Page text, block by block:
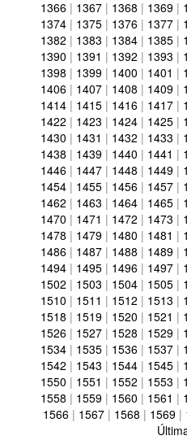
1366 | 1367 | 1368 | 1369 |
1374 | 1375 | 1376 | 1377 |
1382 | 1383 | 1384 | 1385 |
1390 | 1391 | 1392 | 1393 |
1398 | 1399 | 1400 | 1401 |
1406 | 1407 | 1408 | 1409 |
1414 | 1415 | 1416 | 1417 |
1422 | 1423 | 1424 | 1425 |
1430 | 1431 | 1432 | 1433 |
1438 | 1439 | 1440 | 1441 |
1446 | 1447 | 1448 | 1449 |
1454 | 1455 | 1456 | 1457 |
1462 | 1463 | 1464 | 1465 |
1470 | 1471 | 1472 | 1473 |
1478 | 1479 | 1480 | 1481 |
1486 | 1487 | 1488 | 1489 |
1494 | 1495 | 1496 | 1497 |
1502 | 1503 | 1504 | 1505 |
1510 | 1511 | 1512 | 1513 |
1518 | 1519 | 1520 | 1521 |
1526 | 1527 | 1528 | 1529 |
1534 | 1535 | 1536 | 1537 |
1542 | 1543 | 1544 | 1545 |
1550 | 1551 | 1552 | 1553 |
1558 | 1559 | 1560 | 1561 |
1566| 1567| 1568 | 1569|